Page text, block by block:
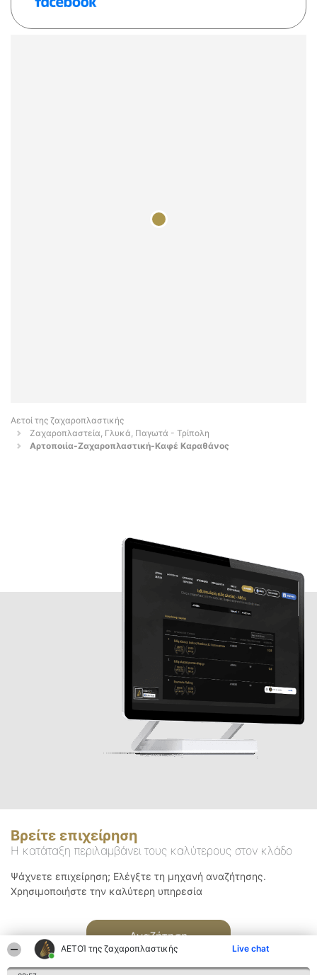
ΑΕΤΟΊ της ζαχαροπλαστικής Live chat
Αετοί της ζαχαροπλαστικής
Ζαχαροπλαστεία, Γλυκά, Παγωτά - Τρίπολη
Αρτοποιία-Ζαχαροπλαστική-Καφέ Καραθάνος
Βρείτε επιχείρηση
Η κατάταξη περιλαμβάνει τους καλύτερους στον κλάδο
Ψάχνετε επιχείρηση; Ελέγξτε τη μηχανή αναζήτησης.
Χρησιμοποιήστε την καλύτερη υπηρεσία
Αναζήτηση